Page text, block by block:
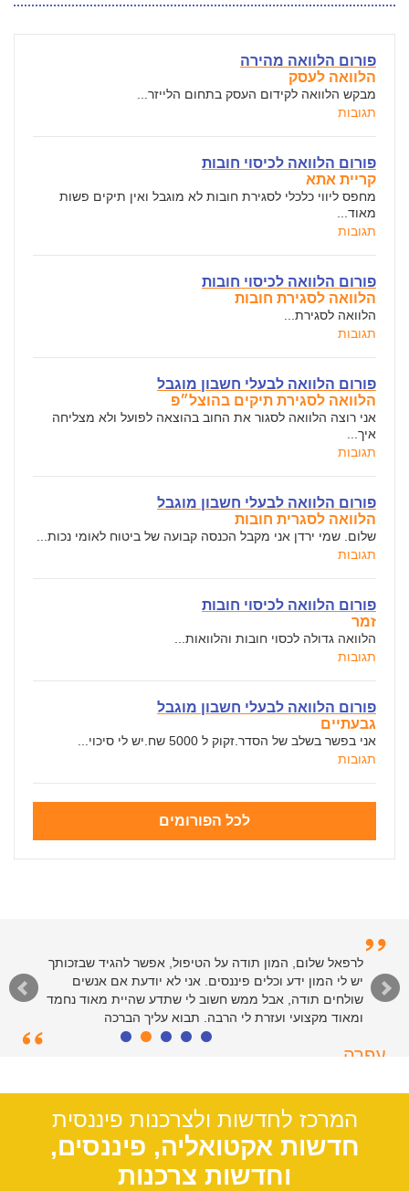
פורום הלוואה מהירה
הלוואה לעסק
מבקש הלוואה לקידום העסק בתחום הלייזר...
תגובות
פורום הלוואה לכיסוי חובות
קריית אתא
מחפס ליווי כלכלי לסגירת חובות לא מוגבל ואין תיקים פשות
מאוד...
תגובות
פורום הלוואה לכיסוי חובות
הלוואה לסגירת חובות
הלוואה לסגירת...
תגובות
פורום הלוואה לבעלי חשבון מוגבל
הלוואה לסגירת תיקים בהוצל״פ
אני רוצה הלוואה לסגור את החוב בהוצאה לפועל ולא מצליחה
איך...
תגובות
פורום הלוואה לבעלי חשבון מוגבל
הלוואה לסגרית חובות
שלום. שמי ירדן אני מקבל הכנסה קבועה של ביטוח לאומי נכות...
תגובות
פורום הלוואה לכיסוי חובות
זמר
הלוואה גדולה לכסוי חובות והלוואות...
תגובות
פורום הלוואה לבעלי חשבון מוגבל
גבעתיים
אני בפשר בשלב של הסדר.זקוק ל 5000 שח.יש לי סיכוי...
תגובות
לכל הפורומים
לרפאל שלום, המון תודה על הטיפול, אפשר להגיד שבזכותך
יש לי המון ידע וכלים פיננסים. אני לא יודעת אם אנשים
שולחים תודה, אבל ממש חשוב לי שתדע שהיית מאוד נחמד
ומאוד מקצועי ועזרת לי הרבה. תבוא עליך הברכה
עפרה
המרכז לחדשות ולצרכנות פיננסית
חדשות אקטואליה, פיננסים,
וחדשות צרכנות